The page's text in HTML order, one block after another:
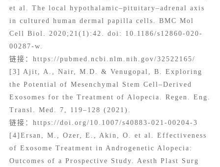
et al. The local hypothalamic–pituitary–adrenal axis
in cultured human dermal papilla cells. BMC Mol
Cell Biol. 2020;21(1):42. doi: 10.1186/s12860-020-
00287-w.
链接：https://pubmed.ncbi.nlm.nih.gov/32522165/
[3] Ajit, A., Nair, M.D. & Venugopal, B. Exploring
the Potential of Mesenchymal Stem Cell–Derived
Exosomes for the Treatment of Alopecia. Regen. Eng.
Transl. Med. 7, 119–128 (2021).
链接：https://doi.org/10.1007/s40883-021-00204-3
[4]Ersan, M., Ozer, E., Akin, O. et al. Effectiveness
of Exosome Treatment in Androgenetic Alopecia:
Outcomes of a Prospective Study. Aesth Plast Surg